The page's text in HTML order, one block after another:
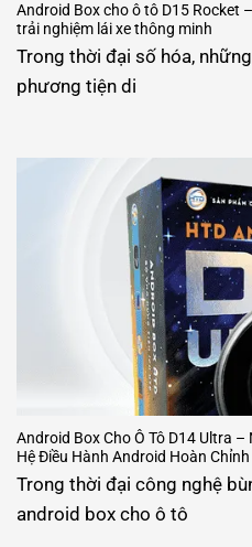
Android Box cho ô tô D15 Rocket
trải nghiệm lái xe thông minh
Trong thời đại số hóa,
phương tiện di
Android Box Cho Ô Tô D14 Ultra
Hệ Điều Hành Android Hoàn Chỉnh
Trong thời đại công nghệ
android box cho ô tô